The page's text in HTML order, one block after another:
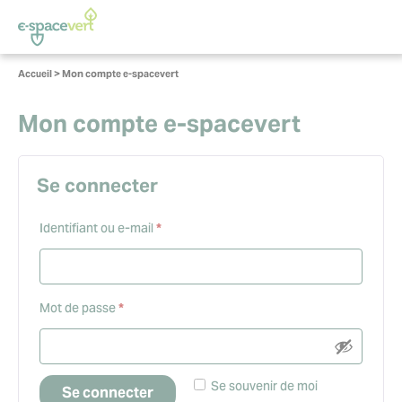
Panneau de gestion des cookies
Vous
Accueil>Mon compte e-spacevert
Mon compte e-spacevert
Se connecter
Identifiant ou e-mail *Obligatoire
Mot de passe*Obligatoire
Se souvenir de moi
Se connecter